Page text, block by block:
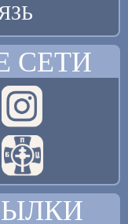
СЕТИ